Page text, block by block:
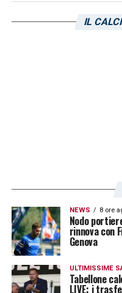
conoscano la
dimostrato di poter
IL
NEWS 8 ore
Nodo
rinnova con
Genova
ULTIMISSIME
Tabellone
LIVE: i